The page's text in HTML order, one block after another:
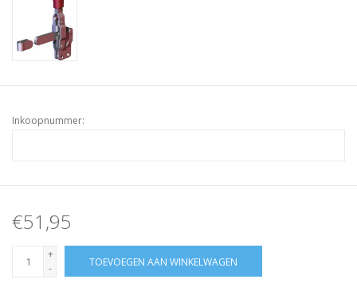
Inkoopnummer:
€51,95
+
-
TOEVOEGEN AAN WINKELWAGEN